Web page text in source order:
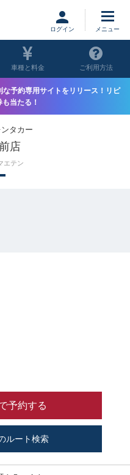
ログイン
車種と料金 ご利用方法
予約専用サイトをリリース！リピ
当たる！
タカー
店
エテン
予約する
ルート検索